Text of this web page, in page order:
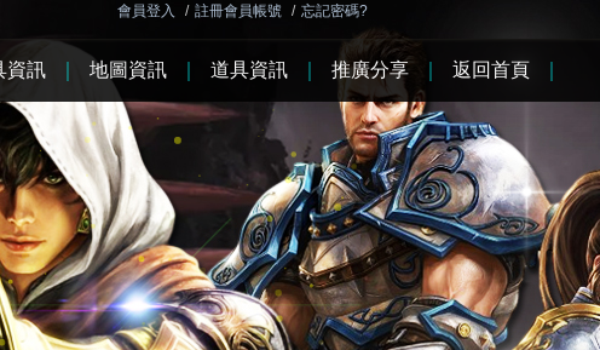
會員登入 / 註冊會員帳號 / 忘記密碼?